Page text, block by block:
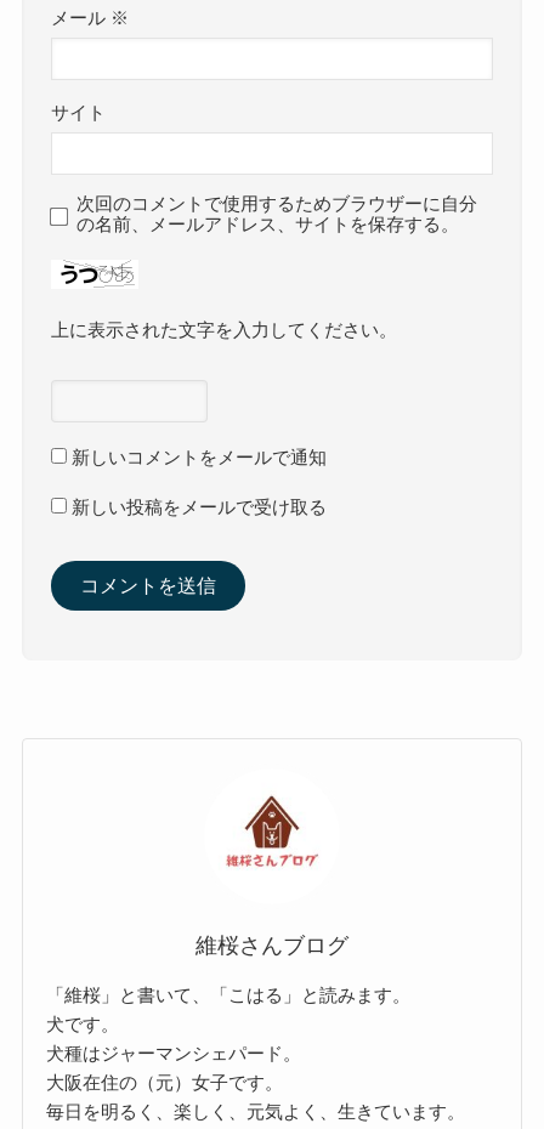
メール ※
サイト
次回のコメントで使用するためブラウザーに自分
の名前、メールアドレス、サイトを保存する。
上に表示された文字を入力してください。
新しいコメントをメールで通知
新しい投稿をメールで受け取る
維桜さんブログ
「維桜」と書いて、「こはる」と読みます。
犬です。
犬種はジャーマンシェパード。
大阪在住の（元）女子です。
毎日を明るく、楽しく、元気よく、生きています。